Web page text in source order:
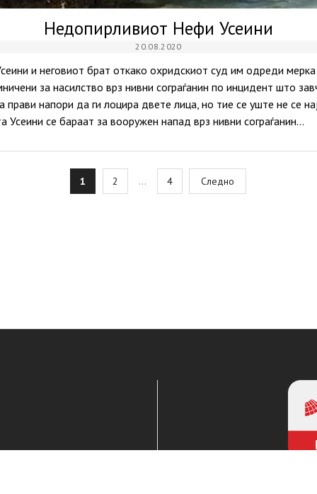
Недопирливиот Нефи Усеини
20.08.2020
и неговиот брат откако охридскиот суд им одреди
за насилство врз нивни сограѓанин по инцидент што
прави напори да ги лоцира двете лица, но тие се уште не се
Усеини се бараат за вооружен напад врз нивни сограѓанин…
1 2 … 4 Следно